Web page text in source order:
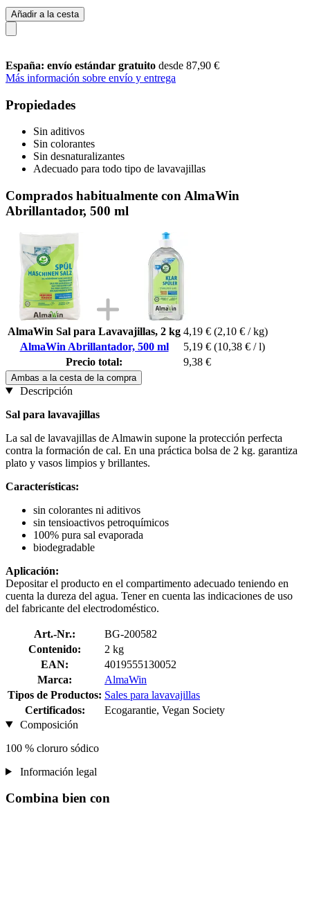
Añadir a la cesta
España: envío estándar gratuito desde 87,90 €
Más información sobre envío y entrega
Propiedades
Sin aditivos
Sin colorantes
Sin desnaturalizantes
Adecuado para todo tipo de lavavajillas
Comprados habitualmente con AlmaWin
Abrillantador, 500 ml
AlmaWin Sal para Lavavajillas, 2 kg 4,19 € (2,10 € / kg)
AlmaWin Abrillantador, 500 ml
5,19 € (10,38 € / l)
Precio total:
9,38 €
Ambas a la cesta de la compra
Descripción
Sal para lavavajillas
La sal de lavavajillas de Almawin supone la protección perfecta
contra la formación de cal. En una práctica bolsa de 2 kg. garantiza
plato y vasos limpios y brillantes.
Características:
sin colorantes ni aditivos
sin tensioactivos petroquímicos
100% pura sal evaporada
biodegradable
Aplicación:
Depositar el producto en el compartimento adecuado teniendo en
cuenta la dureza del agua. Tener en cuenta las indicaciones de uso
del fabricante del electrodoméstico.
Art.-Nr.:
BG-200582
Contenido:
2 kg
EAN:
4019555130052
Marca:
AlmaWin
Tipos de Productos: Sales para lavavajillas
Certificados:
Ecogarantie, Vegan Society
Composición
100 % cloruro sódico
Información legal
Combina bien con